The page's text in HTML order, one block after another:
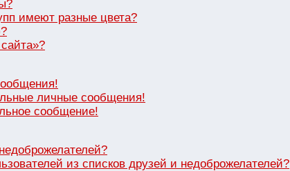
имеют разные цвета?
личные сообщения!
сообщение!
из списков друзей и недоброжелателей?